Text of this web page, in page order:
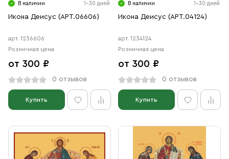
В наличии 1-30 дней
Икона Деисус (АРТ.06606)
арт. 1236606
Розничная цена
от 300 ₽
0 отзывов
Купить
В наличии 1-30 дней
Икона Деисус (АРТ.04124)
арт. 1234124
Розничная цена
от 300 ₽
0 отзывов
Купить